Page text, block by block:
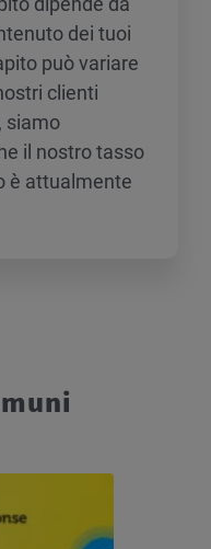
dei tuoi
può variare
clienti
siamo
il nostro tasso
è attualmente